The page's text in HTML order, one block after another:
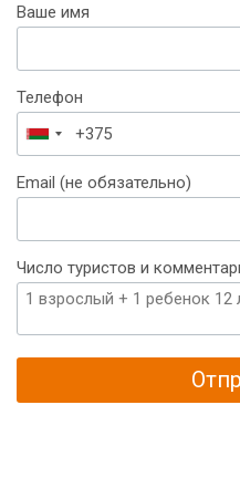
Ваше имя
Телефон
Беларусь
+375
Email (не обязательно)
Число туристов и